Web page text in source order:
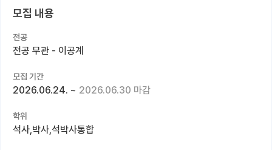
전공별 모집 정보
국내대학원 정보
연구실&오픈랩
커리어
모집 내용
전공
전공 무관 - 이공계
모집 기간
2026.06.24. ~ 2026.06.30 마감
학위
석사,박사,석박사통합